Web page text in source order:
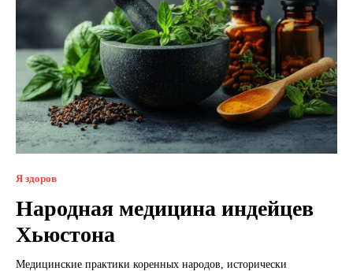
Я здоров
Народная медицина индейцев
Хьюстона
Медицинские практики коренных народов, исторически